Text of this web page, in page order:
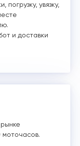
погрузку, увязку,
и доставки
моточасов.